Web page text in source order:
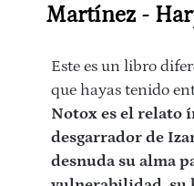
Martínez -
Este es un libro
que hayas tenido
Notox es el relato
desgarrador de
desnuda su alma